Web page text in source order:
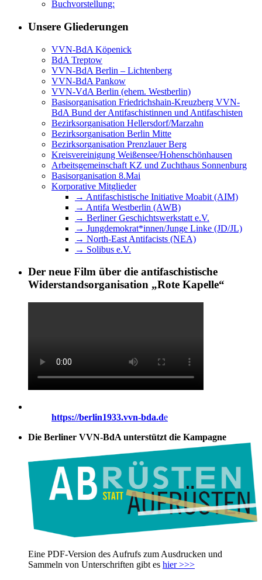
Buchvorstellung:
Unsere Gliederungen
VVN-BdA Köpenick
BdA Treptow
VVN-BdA Berlin – Lichtenberg
VVN-BdA Pankow
VVN-VdA Berlin (ehem. Westberlin)
Basisorganisation Friedrichshain-Kreuzberg VVN-
BdA Bund der Antifaschistinnen und Antifaschisten
Bezirksorganisation Hellersdorf/Marzahn
Bezirksorganisation Berlin Mitte
Bezirksorganisation Prenzlauer Berg
Kreisvereinigung Weißensee/Hohenschönhausen
Arbeitsgemeinschaft KZ und Zuchthaus Sonnenburg
Basisorganisation 8.Mai
Korporative Mitglieder
→ Antifaschistische Initiative Moabit (AIM)
→ Antifa Westberlin (AWB)
→ Berliner Geschichtswerkstatt e.V.
→ Jungdemokrat*innen/Junge Linke (JD/JL)
→ North-East Antifacists (NEA)
→ Solibus e.V.
Der neue Film über die antifaschistische
Widerstandsorganisation „Rote Kapelle“
https://berlin1933.vvn-bda.de
Die Berliner VVN-BdA unterstützt die Kampagne
Eine PDF-Version des Aufrufs zum Ausdrucken und
Sammeln von Unterschriften gibt es hier >>>